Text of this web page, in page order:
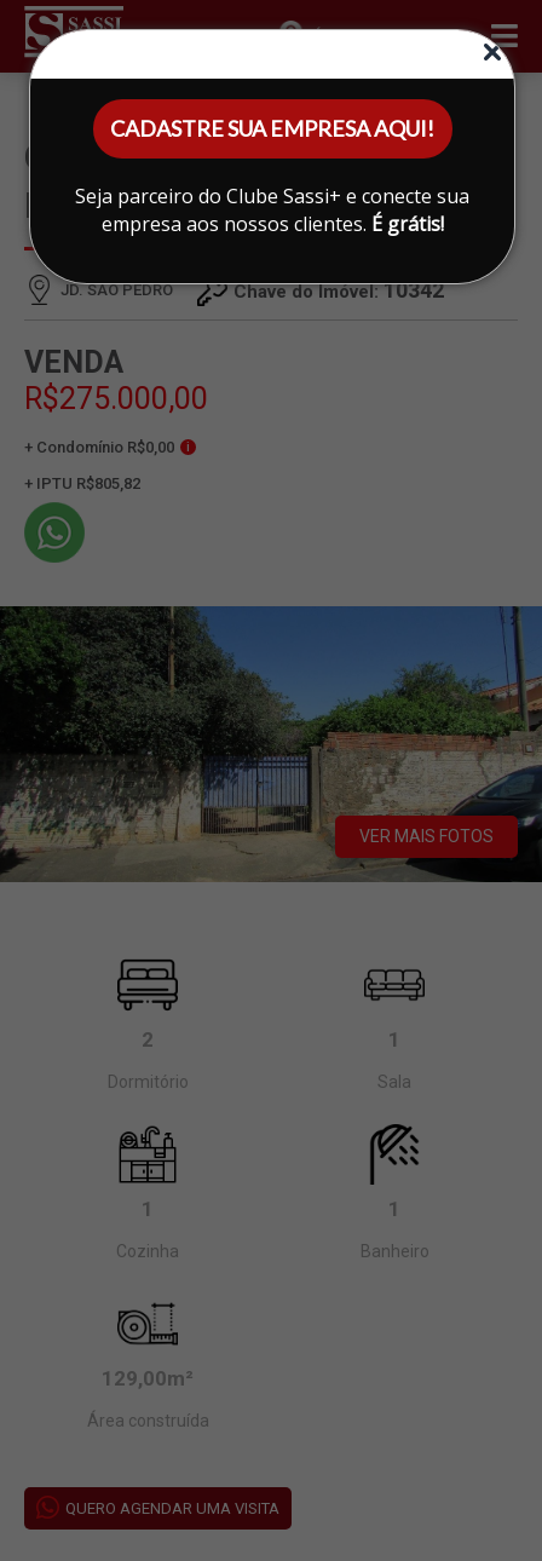
CADASTRE SUA EMPRESA AQUI!
Seja parceiro do Clube Sassi+ e conecte sua
empresa aos nossos clientes. É grátis!
ÁREA DO CLIENTE
CASA À VENDA EM JD. SAO
PEDRO, LIMEIRA
JD. SAO PEDRO Chave do Imóvel:10342
VENDA
R$275.000,00
+ Condomínio R$0,00 i
+ IPTU R$805,82
VER MAIS FOTOS
2
Dormitório
1
Sala
1
Cozinha
1
Banheiro
129,00m²
Área construída
QUERO AGENDAR UMA VISITA